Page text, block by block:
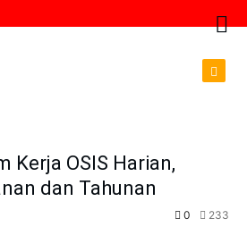
Kerja OSIS Harian,
dan Tahunan
0 233